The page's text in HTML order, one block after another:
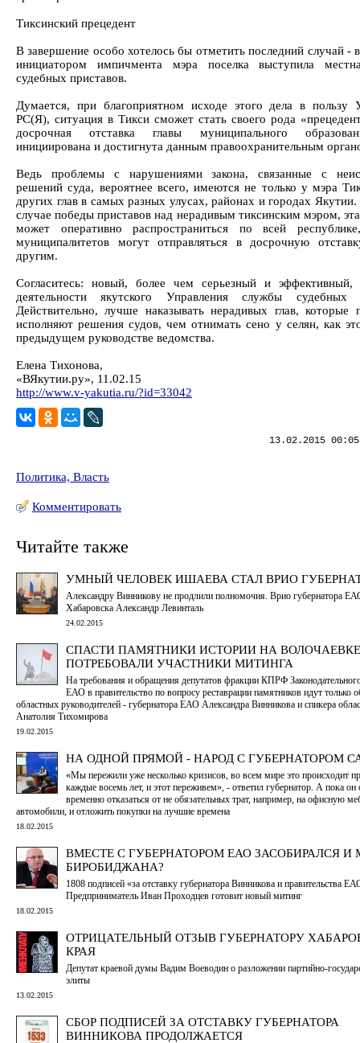
Тиксинский прецедент
В завершение особо хотелось бы отметить последний случай -
инициатором импичмента мэра поселка выступила
судебных приставов.
Думается, при благоприятном исходе этого дела в
РС(Я), ситуация в Тикси сможет стать своего рода
досрочная отставка главы муниципального
инициирована и достигнута данным правоохранительным
Ведь проблемы с нарушениями закона, связанные с
решений суда, вероятнее всего, имеются не только у мэра
других глав в самых разных улусах, районах и городах
случае победы приставов над нерадивым тиксинским мэром,
может оперативно распространиться по всей
муниципалитетов могут отправляться в досрочную
другим.
Согласитесь: новый, более чем серьезный и эффективный,
деятельности якутского Управления службы судебных
Действительно, лучше наказывать нерадивых глав, которые
исполняют решения судов, чем отнимать сено у селян, как
предыдущем руководстве ведомства.
Елена Тихонова,
«ВЯкутии.ру», 11.02.15
http://www.v-yakutia.ru/?id=33042
13.02.2015
Политика, Власть
Комментировать
Читайте также
УМНЫЙ ЧЕЛОВЕК ИШАЕВА СТАЛ ВРИО
Александру Винникову не продлили полномочия. Врио губернатора
Хабаровска Александр Левинталь
24.02.2015
СПАСТИ ПАМЯТНИКИ ИСТОРИИ НА ВОЛОЧАЕВКЕ
ПОТРЕБОВАЛИ УЧАСТНИКИ МИТИНГА
На требования и обращения депутатов фракции КПРФ
ЕАО в правительство по вопросу реставрации памятников идут только
областных руководителей - губернатора ЕАО Александра Винникова и спикера
Анатолия Тихомирова
19.02.2015
НА ОДНОЙ ПРЯМОЙ - НАРОД С ГУБЕРНАТОРОМ
«Мы пережили уже несколько кризисов, во всем мире это происходит
каждые восемь лет, и этот переживем», - ответил губернатор. А пока он
временно отказаться от не обязательных трат, например, на офисную
автомобили, и отложить покупки на лучшие времена
18.02.2015
ВМЕСТЕ С ГУБЕРНАТОРОМ ЕАО ЗАСОБИРАЛСЯ И
БИРОБИДЖАНА?
1808 подписей «за отставку губернатора Винникова и правительства
Предприниматель Иван Проходцев готовит новый митинг
18.02.2015
ОТРИЦАТЕЛЬНЫЙ ОТЗЫВ ГУБЕРНАТОРУ
КРАЯ
Депутат краевой думы Вадим Воеводин о разложении партийно-
элиты
13.02.2015
СБОР ПОДПИСЕЙ ЗА ОТСТАВКУ ГУБЕРНАТОРА
ВИННИКОВА ПРОДОЛЖАЕТСЯ